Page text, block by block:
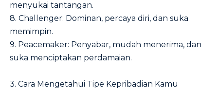
menyukai tantangan.
8. Challenger: Dominan, percaya diri, dan suka
memimpin.
9. Peacemaker: Penyabar, mudah menerima, dan
suka menciptakan perdamaian.
3. Cara Mengetahui Tipe Kepribadian Kamu